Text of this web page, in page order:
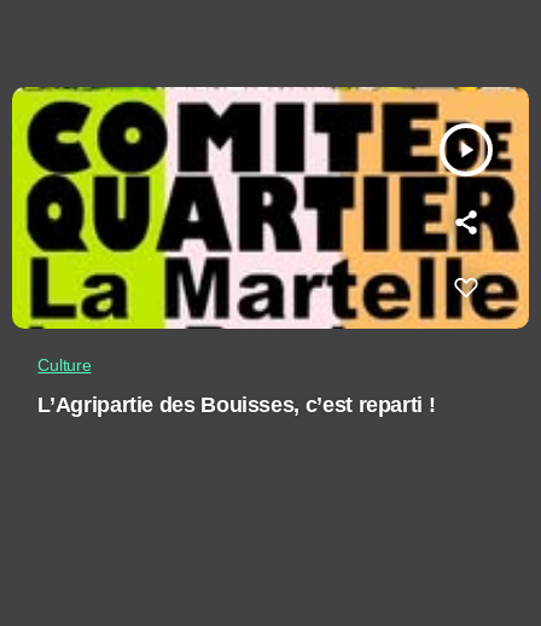
play_arrow
Culture
L’Agripartie des Bouisses, c’est reparti !